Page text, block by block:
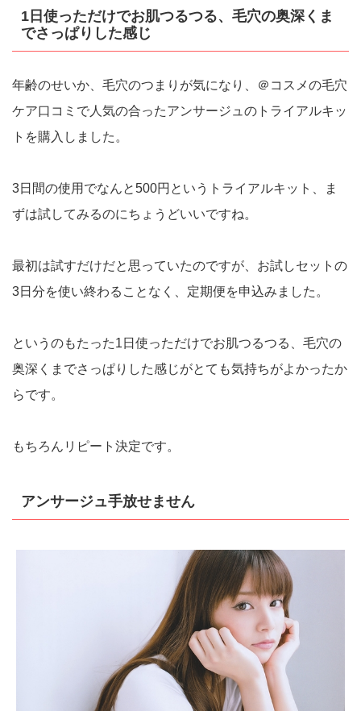
1日使っただけでお肌つるつる、毛穴の奥深くま
でさっぱりした感じ
年齢のせいか、毛穴のつまりが気になり、＠コスメの毛穴
ケア口コミで人気の合ったアンサージュのトライアルキッ
トを購入しました。
3日間の使用でなんと500円というトライアルキット、ま
ずは試してみるのにちょうどいいですね。
最初は試すだけだと思っていたのですが、お試しセットの
3日分を使い終わることなく、定期便を申込みました。
というのもたった1日使っただけでお肌つるつる、毛穴の
奥深くまでさっぱりした感じがとても気持ちがよかったか
らです。
もちろんリピート決定です。
アンサージュ手放せません